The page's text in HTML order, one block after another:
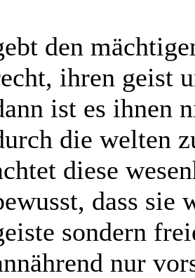
den
ihren geist
ist es ihnen
die welten
diese
dass
sondern
nur